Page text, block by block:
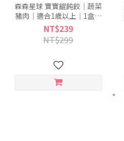
森森星球 寶寶餛飩餃｜蔬菜
豬肉｜適合1歲以上｜1盒入
(140g)｜冷凍
NT$239
NT$299